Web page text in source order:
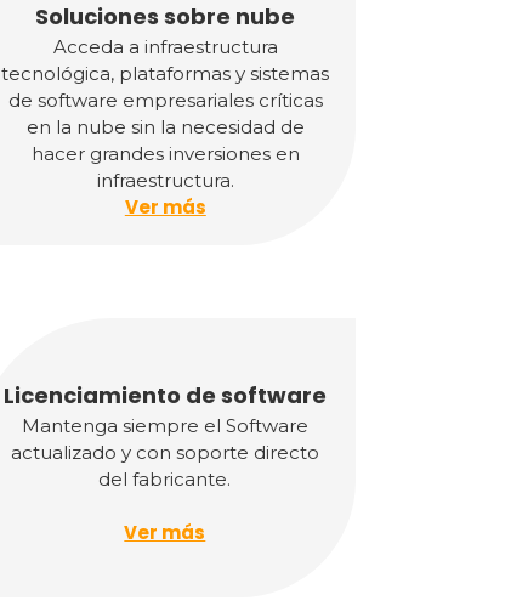
Soluciones sobre nube
Acceda a infraestructura
tecnológica, plataformas y sistemas
de software empresariales críticas
en la nube sin la necesidad de
hacer grandes inversiones en
infraestructura.
Ver más
Licenciamiento de software
Mantenga siempre el Software
actualizado y con soporte directo
del fabricante.
Ver más